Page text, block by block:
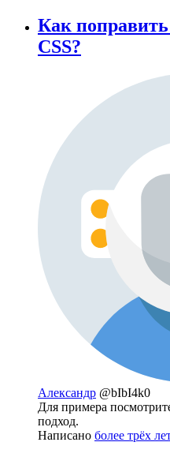
Как
CSS?
Александр @bIbI4k0
Для примера
подход.
Написано более трёх